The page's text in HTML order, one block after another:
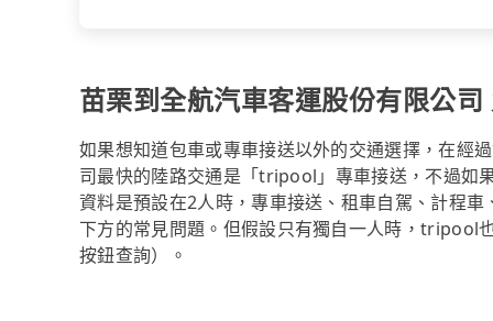
苗栗到全航汽車客運股份有限公
如果想知道包車或專車接送以外的交通選擇，在經
司最快的陸路交通是「tripool」專車接送，不過如
資料是預設在2人時，專車接送、租車自駕、計程
下方的常見問題。但假設只有獨自一人時，tripool
按鈕查詢）。